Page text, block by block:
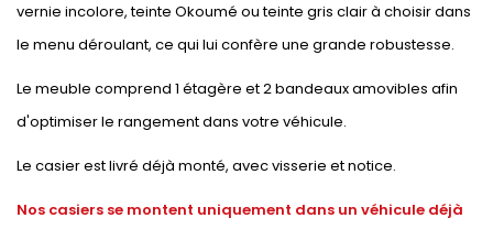
vernie incolore, teinte Okoumé ou teinte gris clair à choisir dans
le menu déroulant, ce qui lui confère une grande robustesse.
Le meuble comprend 1 étagère et 2 bandeaux amovibles afin
d'optimiser le rangement dans votre véhicule.
Le casier est livré déjà monté, avec visserie et notice.
Nos casiers se montent uniquement dans un véhicule déjà